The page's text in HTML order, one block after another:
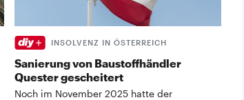
INSOLVENZ IN ÖSTERREICH
Sanierung von Baustoffhändler
Quester gescheitert
Noch im November 2025 hatte der